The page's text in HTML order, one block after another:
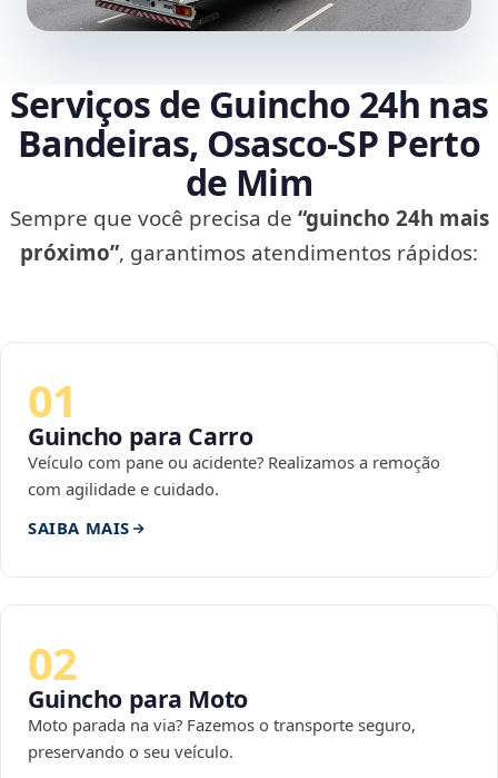
Serviços de Guincho 24h nas
Bandeiras, Osasco‑SP Perto
de Mim
Sempre que você precisa de “guincho 24h mais
próximo”, garantimos atendimentos rápidos:
01
Guincho para Carro
Veículo com pane ou acidente? Realizamos a remoção
com agilidade e cuidado.
SAIBA MAIS
02
Guincho para Moto
Moto parada na via? Fazemos o transporte seguro,
preservando o seu veículo.